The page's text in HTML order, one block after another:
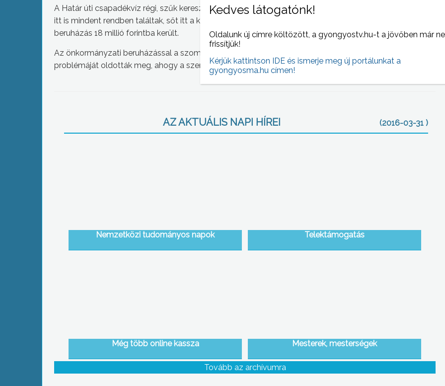
A Határ úti csapadékvíz régi, szűk keresztmetszetű betoncsöveit cserélték ki. A műszaki beruházásnál
itt is mindent rendben találtak, sőt itt a kivitelező a határidő előtt adta át a munkaterületet. Ez a
beruházás 18 millió forintba került.
Az önkormányzati beruházással a szomszédos utcák csapadékvíz elvezetésének több éves
problémáját oldották meg, ahogy a szerviz út felújításával az ott élők parkolási problémáját orvosolták.
AZ AKTUÁLIS NAPI HÍREI (2016-03-31 )
Nemzetközi tudományos napok Telektámogatás
Még több online kassza Mesterek, mesterségek
Tovább az archívumra
Kedves látogatónk!
Oldalunk új címre költözött, a gyongyostv.hu-t a jövőben már
frissítjük!
Kérjük kattintson IDE és ismerje meg új portálunkat a
gyongyosma.hu címen!